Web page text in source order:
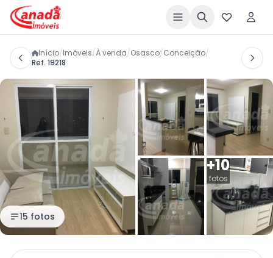
Início/Imóveis/À venda/Osasco/Conceição/
Ref. 19218
+10
fotos
15 fotos